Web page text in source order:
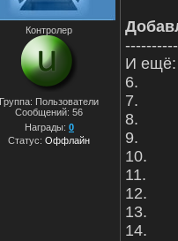
Контролер
Группа: Пользователи
Сообщений:56
Награды: 0
Статус:Оффлайн
И ещё:
6.
7.
8.
9.
10.
11.
12.
13.
14.